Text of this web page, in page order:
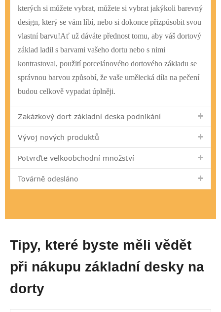
kterých si můžete vybrat, můžete si vybrat jakýkoli barevný
design, který se vám líbí, nebo si dokonce přizpůsobit svou
vlastní barvu!Ať už dáváte přednost tomu, aby váš dortový
základ ladil s barvami vašeho dortu nebo s nimi
kontrastoval, použití porcelánového dortového základu se
správnou barvou způsobí, že vaše umělecká díla na pečení
budou celkově vypadat úplněji.
Zakázkový dort základní deska podnikání
Vývoj nových produktů
Potvrďte velkoobchodní množství
Továrně odesláno
Tipy, které byste měli vědět
při nákupu základní desky na
dorty